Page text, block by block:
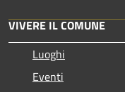
VIVERE IL COMUNE
Luoghi
Eventi